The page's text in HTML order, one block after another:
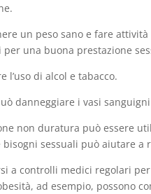
un peso sano e fare
una buona prestazione
l’uso di alcol e tabacco.
danneggiare i vasi
non duratura può essere
sessuali può aiutare a
a controlli medici regolari
ad esempio, possono